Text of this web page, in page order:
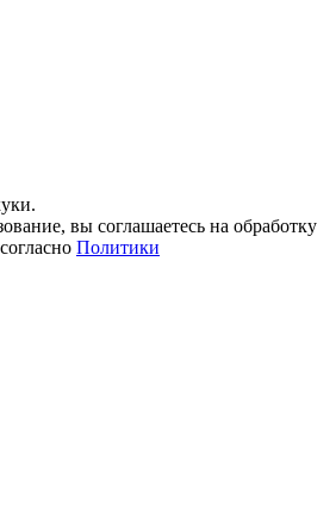
вы соглашаетесь на обработку
Политики